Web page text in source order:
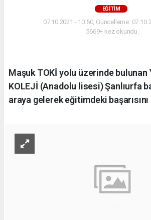
EĞITIM
07.10.2021 - 10:50, Güncelleme:
5669+ kez okundu.
Maşuk TOKİ yolu üzerinde bulunan
KOLEJİ (Anadolu lisesi) Şanlıurfa
araya gelerek eğitimdeki başarısını